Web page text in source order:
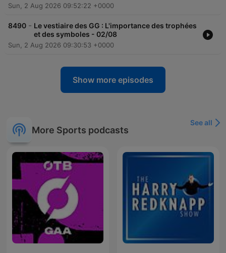
Sun, 2 Aug 2026 09:52:22 +0000
8490 - Le vestiaire des GG : L'importance des trophées
et des symboles - 02/08
Sun, 2 Aug 2026 09:30:53 +0000
Show more episodes
More Sports podcasts
See all